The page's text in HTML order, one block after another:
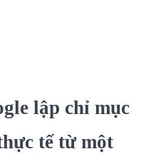
lập chỉ mục
tế từ một